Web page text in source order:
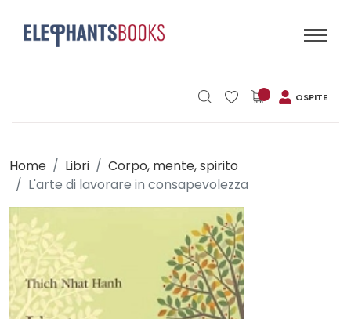
OSPITE
Home Libri
Corpo, mente, spirito
L'arte di lavorare in consapevolezza